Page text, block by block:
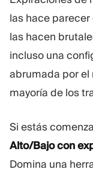
las hace
las hacen
incluso una
abrumada por el
mayoría de los
Si estás
Alto/Bajo con
Domina una